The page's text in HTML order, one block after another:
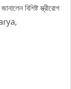
বিশিষ্ট স্ত্রীরোগ